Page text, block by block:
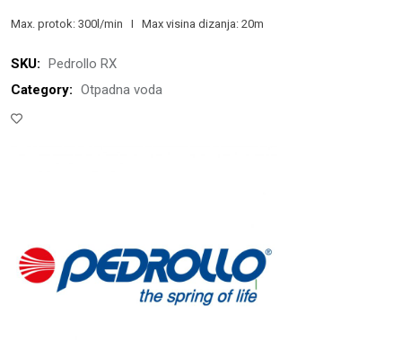
Max. protok: 300l/min I Max visina dizanja: 20m
SKU: Pedrollo RX
Category: Otpadna voda